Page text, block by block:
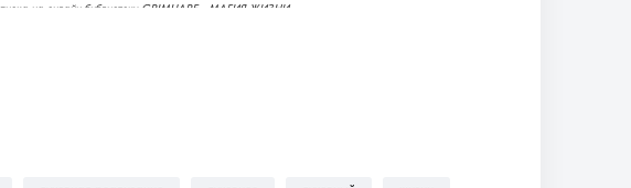
на онлайн библиотеку GRIMUARE - МАГИЯ ЖИЗНИ.